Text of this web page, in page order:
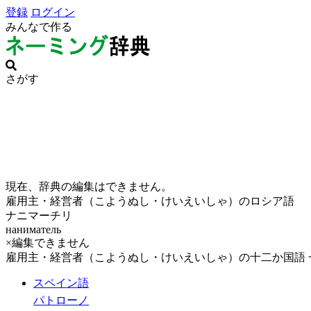
登録 ログイン
みんなで作る
さがす
現在、辞典の編集はできません。
雇用主・経営者（こようぬし・けいえいしゃ）のロシア語
ナニマーチリ
наниматель
×編集できません
雇用主・経営者（こようぬし・けいえいしゃ）の十二か国語
スペイン語
パトローノ